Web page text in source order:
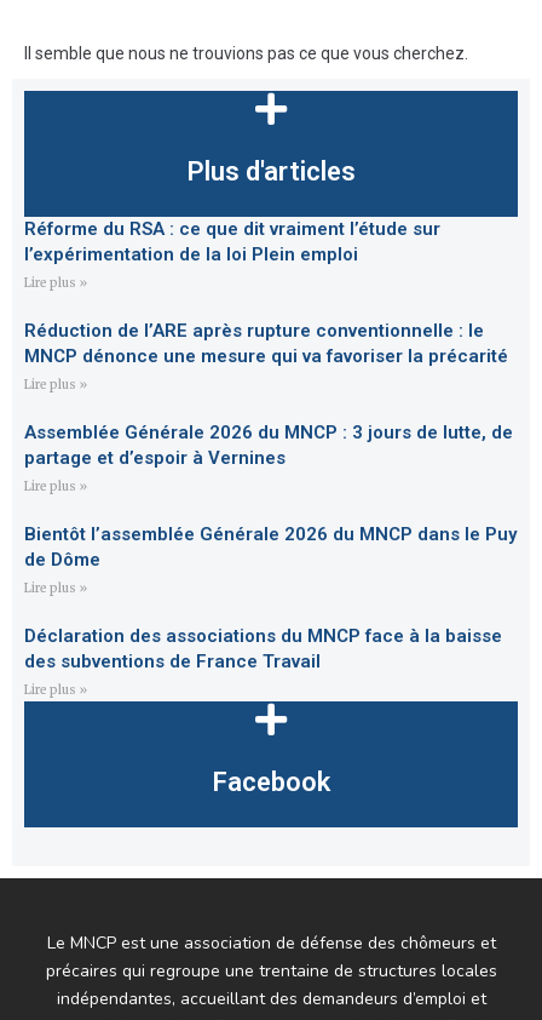
Il semble que nous ne trouvions pas ce que vous cherchez.
Plus d'articles
Réforme du RSA : ce que dit vraiment l’étude sur
l’expérimentation de la loi Plein emploi
Lire plus »
Réduction de l’ARE après rupture conventionnelle : le
MNCP dénonce une mesure qui va favoriser la précarité
Lire plus »
Assemblée Générale 2026 du MNCP : 3 jours de lutte, de
partage et d’espoir à Vernines
Lire plus »
Bientôt l’assemblée Générale 2026 du MNCP dans le Puy
de Dôme
Lire plus »
Déclaration des associations du MNCP face à la baisse
des subventions de France Travail
Lire plus »
Facebook
Le MNCP est une association de défense des chômeurs et
précaires qui regroupe une trentaine de structures locales
indépendantes, accueillant des demandeurs d’emploi et